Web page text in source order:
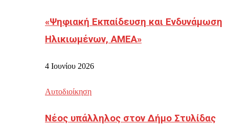
«Ψηφιακή Εκπαίδευση και Ενδυνάμωση
Ηλικιωμένων, ΑΜΕΑ»
4 Ιουνίου 2026
Αυτοδιοίκηση
Νέος υπάλληλος στον Δήμο Στυλίδας